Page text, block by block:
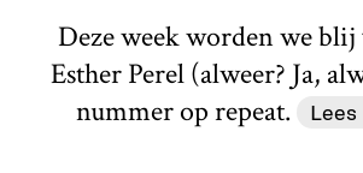
Deze week worden we blij
Esther Perel (alweer? Ja,
nummer op repeat.